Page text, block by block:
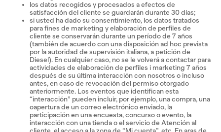
los datos recogidos y procesados a efectos de
satisfacción del cliente se guardarán durante 30 días;
si usted ha dado su consentimiento, los datos tratados
para fines de marketing y elaboración de perfiles de
cliente se conservarán durante un período de 7 años
(también de acuerdo con una disposición ad hoc prevista
por la autoridad de supervisión italiana, a petición de
Diesel). En cualquier caso, no se le volverá a contactar para
actividades de elaboración de perfiles i marketing 7 años
después de su última interacción con nosotros o incluso
antes, en caso de revocación del permiso otorgado
anteriormente. Los eventos que identifican esta
“interacción” pueden incluir, por ejemplo, una compra, una
oapertura de un correo electrónico enviado, la
participación en una encuesta, concurso o evento, la
interacción con una tienda o el servicio de Atención al